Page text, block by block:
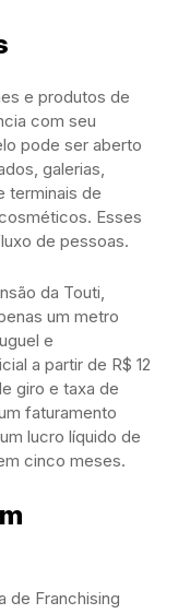
e produtos de
com seu
pode ser aberto
galerias,
terminais de
Esses
de pessoas.
da Touti,
um metro
e
a partir de R$ 12
giro e taxa de
faturamento
lucro líquido de
cinco meses.
de Franchising